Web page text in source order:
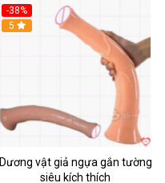
-38%
Hot
5
Dương vật giả ngựa gắn tường
siêu kích thích